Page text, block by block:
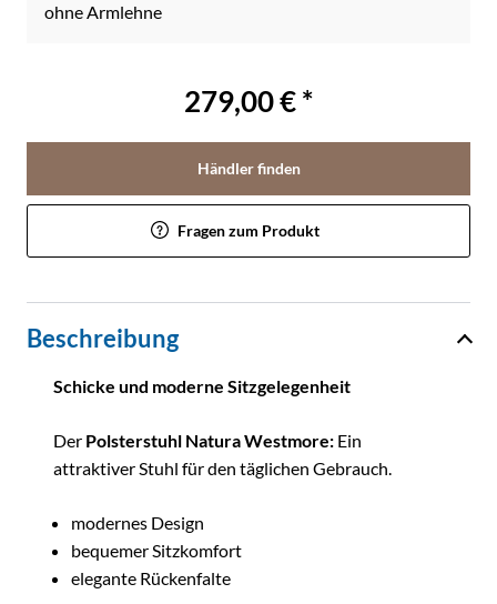
ohne Armlehne
279,00 € *
Händler finden
Fragen zum Produkt
Beschreibung
Schicke und moderne Sitzgelegenheit
Der Polsterstuhl Natura Westmore: Ein
attraktiver Stuhl für den täglichen Gebrauch.
modernes Design
bequemer Sitzkomfort
elegante Rückenfalte